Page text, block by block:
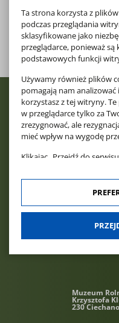
Informacja o
PLIK
Muzeum
Krzysztofa
230
Ta strona korzysta z
podczas przeglądania
sklasyfikowane jako
przeglądarce, ponieważ są
podstawowych funkcji
Używamy również plików
pomagają nam
korzystasz z tej witryny.
w przeglądarce tylko za
zrezygnować, ale
mieć wpływ na wygodę
Klikając „Przejdź do
naszej stronie. Dane są
polityką prywatnościoraz
klikając w "Preferencje
cookies.